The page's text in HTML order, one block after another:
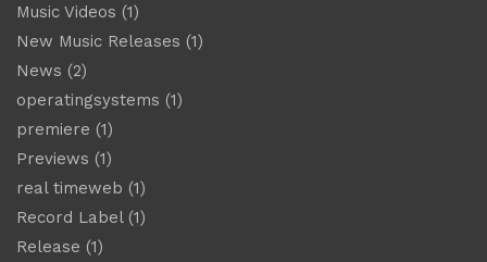
Music Videos (1)
New Music Releases (1)
News (2)
operatingsystems (1)
premiere (1)
Previews (1)
real timeweb (1)
Record Label(1)
Release (1)